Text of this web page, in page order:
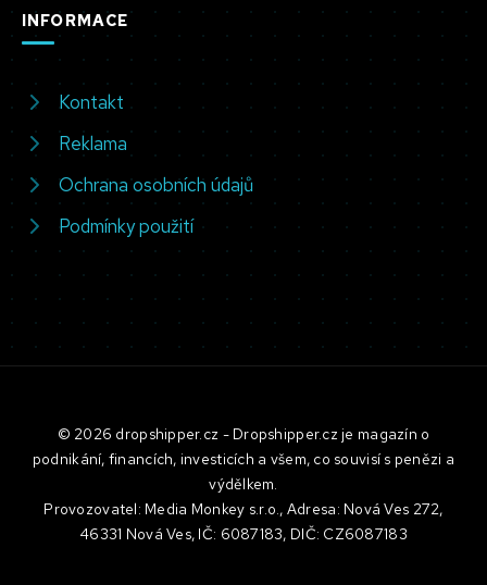
INFORMACE
Kontakt
Reklama
Ochrana osobních údajů
Podmínky použití
© 2026 dropshipper.cz - Dropshipper.cz je magazín o
podnikání, financích, investicích a všem, co souvisí s penězi a
výdělkem.
Provozovatel: Media Monkey s.r.o., Adresa: Nová Ves 272,
46331 Nová Ves, IČ: 6087183, DIČ: CZ6087183